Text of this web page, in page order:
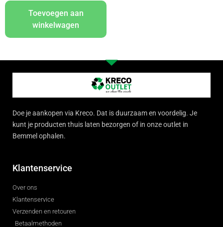
Toevoegen aan
winkelwagen
Doe je aankopen via Kreco. Dat is duurzaam en voordelig. Je
kunt je producten thuis laten bezorgen of in onze outlet in
Bemmel ophalen.
Klantenservice
Over ons
Klantenservice
Verzenden en retouren
Betaalmethoden